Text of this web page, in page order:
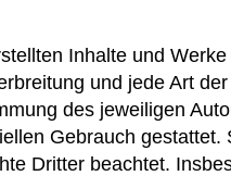
Inhalte und
und jede Art
des jeweiligen
Gebrauch
Dritter beachtet.